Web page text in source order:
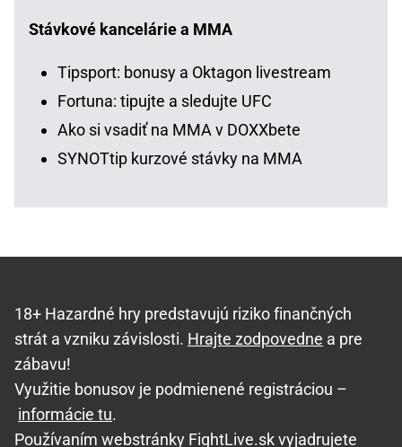
Stávkové kancelárie a MMA
Tipsport: bonusy a Oktagon livestream
Fortuna: tipujte a sledujte UFC
Ako si vsadiť na MMA v DOXXbete
SYNOTtip kurzové stávky na MMA
18+ Hazardné hry predstavujú riziko finančných
strát a vzniku závislosti. Hrajte zodpovedne a pre
zábavu!
Využitie bonusov je podmienené registráciou –
informácie tu.
Používaním webstránky FightLive.sk vyjadrujete